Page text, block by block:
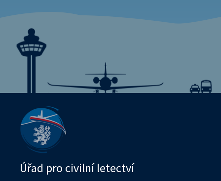
Úřad pro civilní letectví